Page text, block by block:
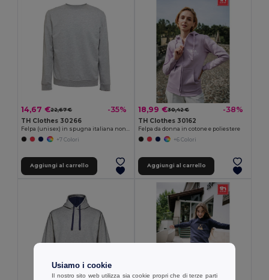
14,67 €22,67 € -35%
TH Clothes 30266
+7 Colori
Aggiungi al carrello
18,99 €30,42 € -38%
TH Clothes 30162
Felpa da donna in cotone e poliestere
+6 Colori
Aggiungi al carrello
Usiamo i cookie
Il nostro sito web utilizza sia cookie propri che di terze parti